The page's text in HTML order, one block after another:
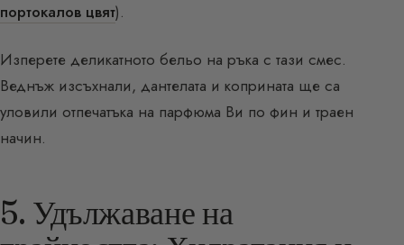
портокалов цвят).
Изперете деликатното бельо на ръка с тази смес.
Веднъж изсъхнали, дантелата и коприната ще са
уловили отпечатъка на парфюма Ви по фин и траен
начин.
5. Удължаване на